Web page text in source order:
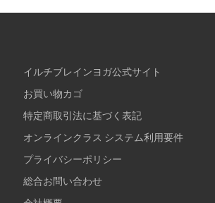
イルチブレインヨガ公式サイト
お買い物カゴ
特定商取引法に基づく表記
オンラインクラス システム利用要件
プライバシーポリシー
総合お問い合わせ